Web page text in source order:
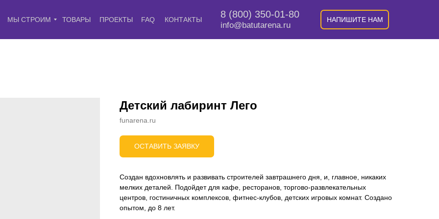
НАПИШИТЕ НАМ
8 (800) 350-01-80
info@batutarena.ru
МЫ СТРОИМ ТОВАРЫ ПРОЕКТЫ FAQ КОНТАКТЫ
Детский лабиринт Лего
funarena.ru
ОСТАВИТЬ ЗАЯВКУ
Создан вдохновлять и развивать строителей завтрашнего дня, и, главное, никаких
мелких деталей. Подойдет для кафе, ресторанов, торгово-развлекательных
центров, гостиничных комплексов, фитнес-клубов, детских игровых комнат. Создано
опытом, до 8 лет.